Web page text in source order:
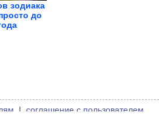
зодиака
до
| соглашение с пользователем